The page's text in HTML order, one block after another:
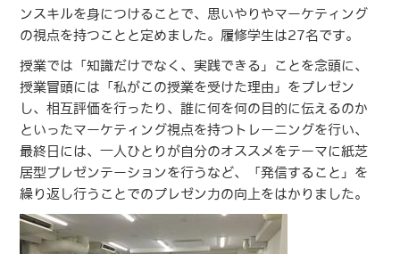
ンスキルを身につけることで、思いやりやマーケティング
の視点を持つことと定めました。履修学生は27名です。
授業では「知識だけでなく、実践できる」ことを念頭に、
授業冒頭には「私がこの授業を受けた理由」をプレゼン
し、相互評価を行ったり、誰に何を何の目的に伝えるのか
といったマーケティング視点を持つトレーニングを行い、
最終日には、一人ひとりが自分のオススメをテーマに紙芝
居型プレゼンテーションを行うなど、「発信すること」を
繰り返し行うことでのプレゼン力の向上をはかりました。